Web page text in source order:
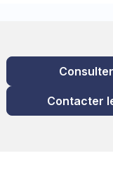
Contacter